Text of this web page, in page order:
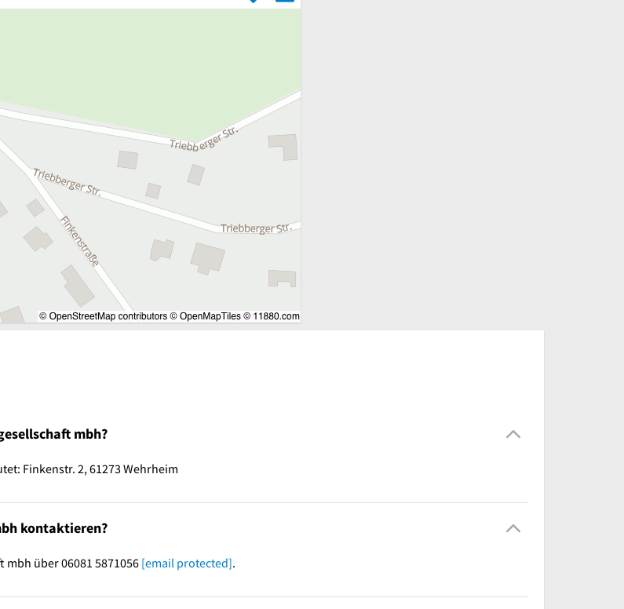
mbh?
Finkenstr. 2, 61273 Wehrheim
kontaktieren?
über 06081 5871056 [email protected].